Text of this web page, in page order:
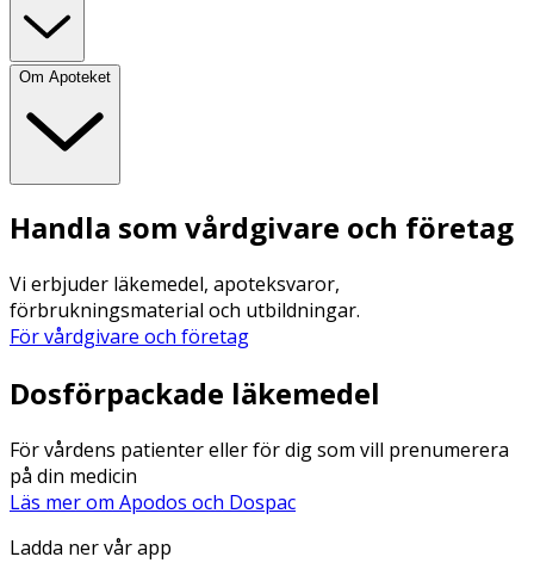
Om Apoteket
Handla som vårdgivare och företag
Vi erbjuder läkemedel, apoteksvaror,
förbrukningsmaterial och utbildningar.
För vårdgivare och företag
Dosförpackade läkemedel
För vårdens patienter eller för dig som vill prenumerera
på din medicin
Läs mer om Apodos och Dospac
Ladda ner vår app